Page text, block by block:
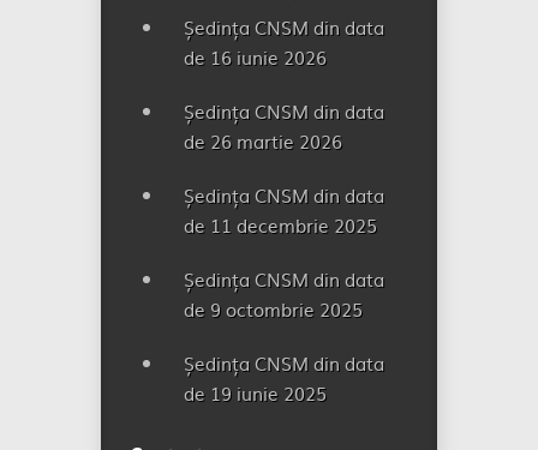
Ședința CNSM din data
de 16 iunie 2026
Ședința CNSM din data
de 26 martie 2026
Ședința CNSM din data
de 11 decembrie 2025
Ședința CNSM din data
de 9 octombrie 2025
Ședința CNSM din data
de 19 iunie 2025